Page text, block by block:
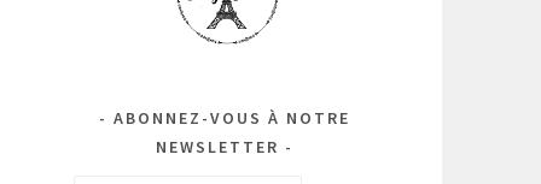
ABONNEZ-VOUS À NOTRE
NEWSLETTER